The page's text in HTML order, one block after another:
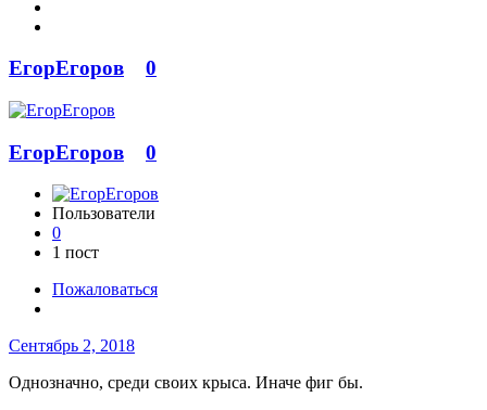
ЕгорЕгоров 0
ЕгорЕгоров 0
Пользователи
0
1 пост
Пожаловаться
Сентябрь 2, 2018
Однозначно, среди своих крыса. Иначе фиг бы.